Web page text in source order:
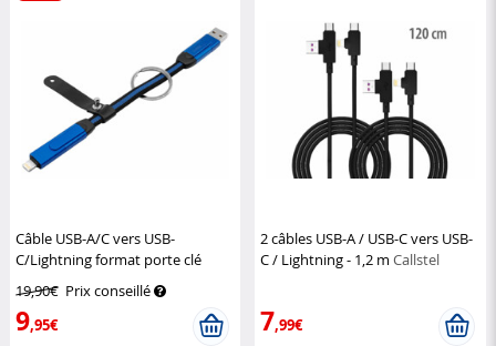
Câble USB-A/C vers USB-
C/Lightning format porte clé
19,90€ Prix conseillé
9,95€
2 câbles USB-A / USB-C vers USB-
C / Lightning - 1,2 mCallstel
7,99€